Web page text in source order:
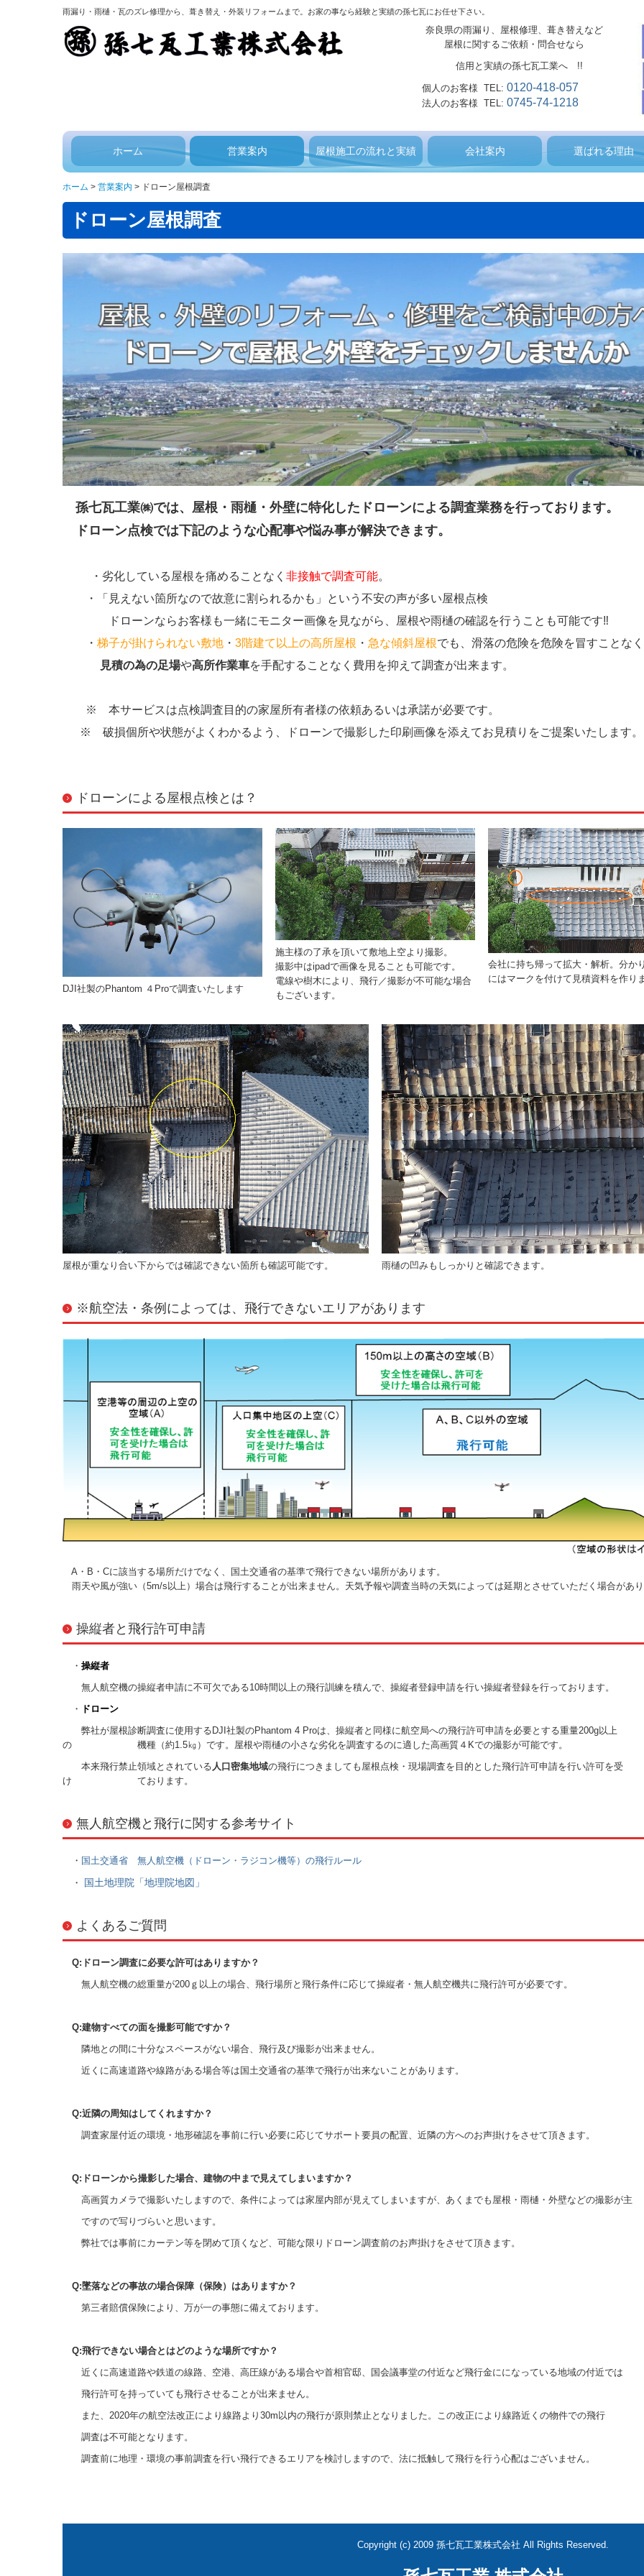
雨漏り・雨樋・瓦のズレ修理から、葺き替え・外装リフォームまで。お家の事なら経験と実績の孫七瓦にお任せ下さい。
奈良県の雨漏り、屋根修理、葺き替えなど
屋根に関するご依頼・問合せなら
信用と実績の孫七瓦工業へ !!
個人のお客様 TEL: 0120-418-057
法人のお客様 TEL: 0745-74-1218
ホーム 営業案内 屋根施工の流れと実績 会社案内 選ばれる理由
ホーム 営業案内 ドローン屋根調査
ドローン屋根調査
孫七瓦工業㈱では、屋根・雨樋・外壁に特化したドローンによる調査業務を行っております。
ドローン点検では下記のような心配事や悩み事が解決できます。
・劣化している屋根を痛めることなく 非接触で調査可能。
・「見えない箇所なので故意に割られるかも」という不安の声が多い屋根点検
ドローンならお客様も一緒にモニター画像を見ながら、屋根や雨樋の確認を行うことも可能です‼
・ 梯子が掛けられない敷地 ・ 3階建て以上の高所屋根 ・ 急な傾斜屋根でも、滑落の危険を危険を冒すことなく
見積の為の足場や高所作業車を手配することなく費用を抑えて調査が出来ます。
※ 本サービスは点検調査目的の家屋所有者様の依頼あるいは承諾が必要です。
※ 破損個所や状態がよくわかるよう、ドローンで撮影した印刷画像を添えてお見積りをご提案いたします。
ドローンによる屋根点検とは？
DJI社製のPhantom ４Proで調査いたします
施主様の了承を頂いて敷地上空より撮影。
撮影中はipadで画像を見ることも可能です。
電線や樹木により、飛行／撮影が不可能な場合
もございます。
会社に持ち帰って拡大・解析。分か
にはマークを付けて見積資料を作り
屋根が重なり合い下からでは確認できない箇所も確認可能です。 雨樋の凹みもしっかりと確認できます。
※航空法・条例によっては、飛行できないエリアがあります
A・B・Cに該当する場所だけでなく、国土交通省の基準で飛行できない場所があります。
雨天や風が強い（5m/s以上）場合は飛行することが出来ません。天気予報や調査当時の天気によっては延期とさせていただく場合があ
操縦者と飛行許可申請
・ 操縦者
無人航空機の操縦者申請に不可欠である10時間以上の飛行訓練を積んで、操縦者登録申請を行い操縦者登録を行っております。
・
ドローン
弊社が屋根診断調査に使用するDJI社製のPhantom 4 Proは、操縦者と同様に航空局への飛行許可申請を必要とする重量200g以上
の 機種（約1.5㎏）です。屋根や雨樋の小さな劣化を調査するのに適した高画質４Kでの撮影が可能です。
本来飛行禁止領域とされている 人口密集地域の飛行につきましても屋根点検・現場調査を目的とした飛行許可申請を行い許可を受
け ております。
無人航空機と飛行に関する参考サイト
・ 国土交通省 無人航空機（ドローン・ラジコン機等）の飛行ルール
・ 国土地理院「地理院地図」
よくあるご質問
Q:ドローン調査に必要な許可はありますか？
無人航空機の総重量が200ｇ以上の場合、飛行場所と飛行条件に応じて操縦者・無人航空機共に飛行許可が必要です。
Q:建物すべての面を撮影可能ですか？
隣地との間に十分なスペースがない場合、飛行及び撮影が出来ません。
近くに高速道路や線路がある場合等は国土交通省の基準で飛行が出来ないことがあります。
Q:近隣の周知はしてくれますか？
調査家屋付近の環境・地形確認を事前に行い必要に応じてサポート要員の配置、近隣の方へのお声掛けをさせて頂きます。
Q:ドローンから撮影した場合、建物の中まで見えてしまいますか？
高画質カメラで撮影いたしますので、条件によっては家屋内部が見えてしまいますが、あくまでも屋根・雨樋・外壁などの撮影が主
ですので写りづらいと思います。
弊社では事前にカーテン等を閉めて頂くなど、可能な限りドローン調査前のお声掛けをさせて頂きます。
Q:墜落などの事故の場合保障（保険）はありますか？
第三者賠償保険により、万が一の事態に備えております。
Q:飛行できない場合とはどのような場所ですか？
近くに高速道路や鉄道の線路、空港、高圧線がある場合や首相官邸、国会議事堂の付近など飛行金にになっている地域の付近では
飛行許可を持っていても飛行させることが出来ません。
また、2020年の航空法改正により線路より30m以内の飛行が原則禁止となりました。この改正により線路近くの物件での飛行
調査は不可能となります。
調査前に地理・環境の事前調査を行い飛行できるエリアを検討しますので、法に抵触して飛行を行う心配はございませ
Copyright (c) 2009 孫七瓦工業株式会社 All Rights Reserved.